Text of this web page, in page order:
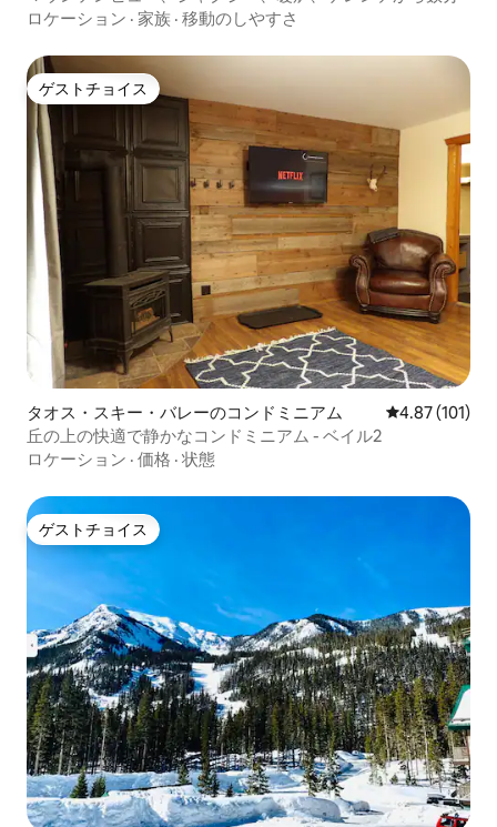
ロケーション · 家族 · 移動のしやすさ
ゲストチョイス
ゲストチョイス
タオス・スキー・バレーのコンドミニアム レビュー101
4.87 (101)
丘の上の快適で静かなコンドミニアム - ベイル2
ロケーション · 価格 · 状態
ゲストチョイス
ゲストチョイス